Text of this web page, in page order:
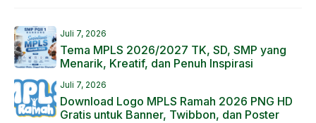
Juli 7, 2026
Tema MPLS 2026/2027 TK, SD, SMP yang
Menarik, Kreatif, dan Penuh Inspirasi
Juli 7, 2026
Download Logo MPLS Ramah 2026 PNG HD
Gratis untuk Banner, Twibbon, dan Poster